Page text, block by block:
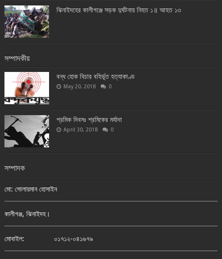
ঝিনাইদহের কালীগঞ্জে সড়ক দুর্ঘটনায় নিহত ১॥ আহত ১৩
সম্পাদকীয়
বন্ধ হোক বিচার বহির্ভূত হত্যাকাণ্ড
May 20, 2018 0
শ্রমিক দিবসঃ শ্রমিকের মর্যাদা
April 30, 2018 0
সম্পাদক
মো: সোলায়মান হোসাইন
কালীগঞ্জ, ঝিনাইদহ।
মোবাইল: ০১৭১২-০৪১৬৭৯